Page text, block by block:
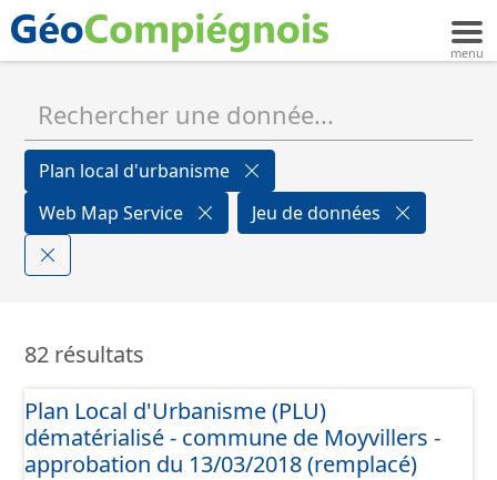
Plan local d'urbanisme
Web Map Service
Jeu de données
82 résultats
Plan Local d'Urbanisme (PLU)
dématérialisé - commune de Moyvillers -
approbation du 13/03/2018 (remplacé)